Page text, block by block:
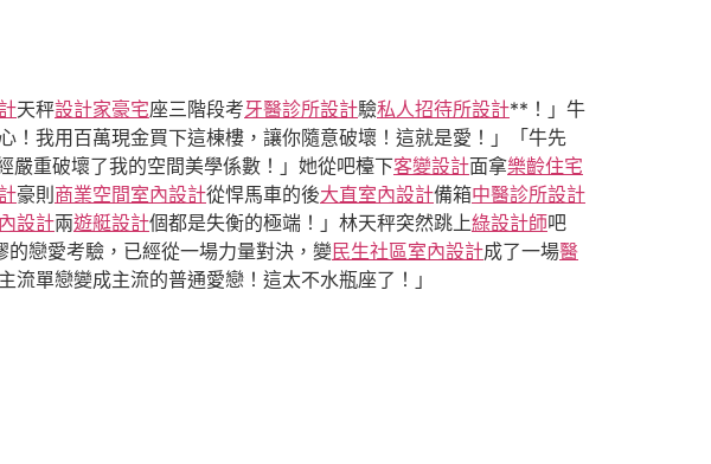
天秤設計家豪宅座三階段考牙醫診所設計驗私人招待所設計**！」牛
！我用百萬現金買下這棟樓，讓你隨意破壞！這就是愛！」「牛先
嚴重破壞了我的空間美學係數！」她從吧檯下客變設計面拿樂齡住宅
豪則 商業空間室內設計從悍馬車的後大直室內設計備箱中醫診所設計
設計兩遊艇設計個都是失衡的極端！」林天秤突然跳上綠設計師吧
的戀愛考驗，已經從一場力量對決，變 民生社區室內設計成了一場醫
流單戀變成主流的普通愛戀！這太不水瓶座了！」